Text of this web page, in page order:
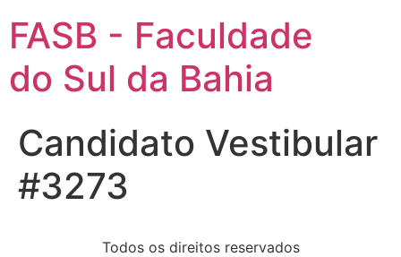
FASB - Faculdade
do Sul da Bahia
Candidato Vestibular
#3273
Todos os direitos reservados